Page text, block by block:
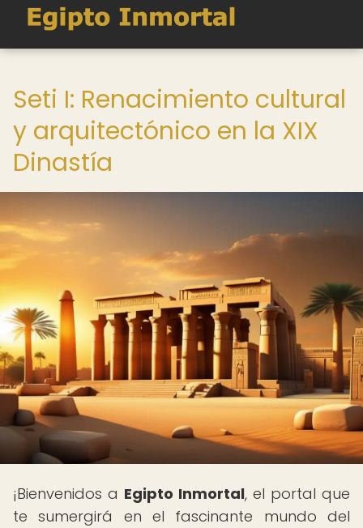
Seti I: Renacimiento cultural
y arquitectónico en la XIX
Dinastía
¡Bienvenidos a Egipto Inmortal, el portal que
te sumergirá en el fascinante mundo del